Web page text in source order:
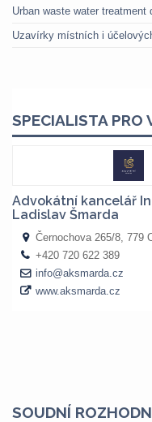
Urban waste water
Uzavírky místních i
SOUDNÍ